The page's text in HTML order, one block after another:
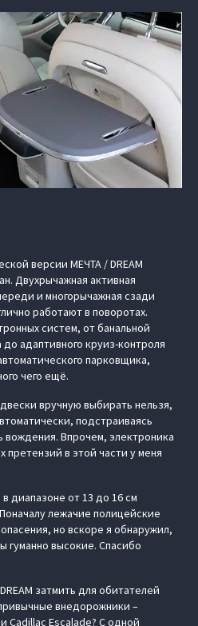
версии МЕЧТА / DREAM
Двухрычажная активная
и многорычажная сзади
работают в поворотах.
систем, от банальной
адаптивного круиз-контроля
парковщика,
чего ещё.
вручную выбирать нельзя,
подстраиваясь
вождения. Впрочем, электроника
претензий в этой части у меня
диапазоне от 13 до 16 см
лежачие полицейские
но вскоре я обнаружил,
гуманно высокие. Спасибо
затмить для обитателей
внедорожники –
Cadillac Escalade? С одной